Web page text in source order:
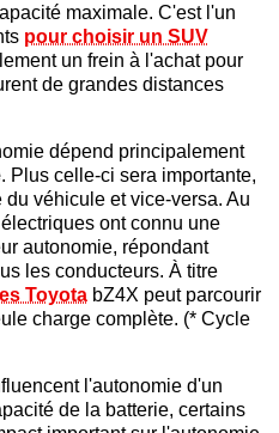
maximale. C'est l'un
pour choisir un SUV
un frein à l'achat pour
de grandes distances
dépend principalement
. Plus celle-ci sera importante,
véhicule et vice-versa. Au
ont connu une
autonomie, répondant
les conducteurs. À titre
Toyota bZ4X peut parcourir
charge complète. (* Cycle
l'autonomie d'un
de la batterie, certains